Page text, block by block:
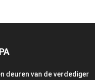
deuren van de verdediger